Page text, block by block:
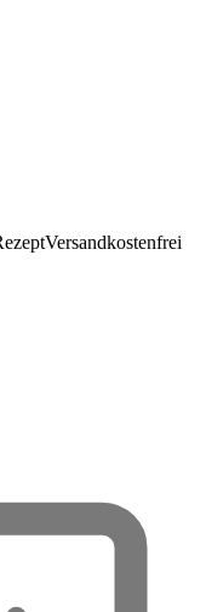
Versandkostenfrei